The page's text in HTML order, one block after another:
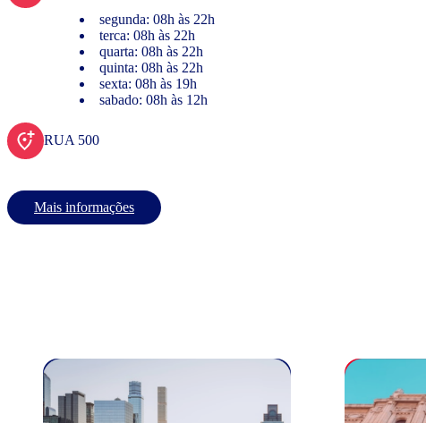
segunda: 08h às 22h
terca: 08h às 22h
quarta: 08h às 22h
quinta: 08h às 22h
sexta: 08h às 19h
sabado: 08h às 12h
RUA 500
Mais informações